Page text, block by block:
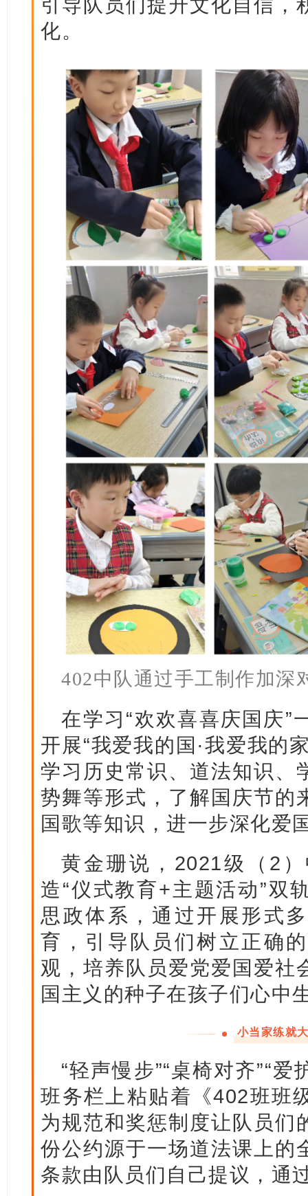
化。
402中队通过手工制作加深
在学习“欢欢喜喜庆国庆”
开展“我爱我的国·我爱我的
学习历史常识、道法知识、
势舞等形式，了解国庆节的
国歌等知识，进一步深化爱
黄金珊说，2021级（2
造“仪式教育+主题活动”双
思政体系，通过开展形式
育，引导队员们树立正确
观，培养队员爱党爱国爱社
国主义的种子在孩子们心中
小当家练就
“轻声慢步”“桌椅对齐”“
班务栏上粘贴着《402班班
为规范和奖惩制度让队员们
份公约源于一场道法课上的
条款由队员们自己提议，通